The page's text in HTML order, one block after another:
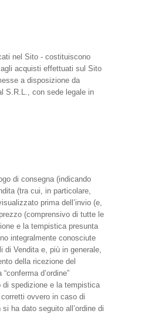
nel Sito - costituiscono
acquisti effettuati sul Sito
a disposizione da
S.R.L., con sede legale in
di consegna (indicando
(tra cui, in particolare,
prima dell’invio (e,
(comprensivo di tutte le
e la tempistica presunta
integralmente conosciute
di Vendita e, più in generale,
della ricezione del
d’ordine”
di spedizione e la tempistica
ovvero in caso di
ha dato seguito all’ordine di